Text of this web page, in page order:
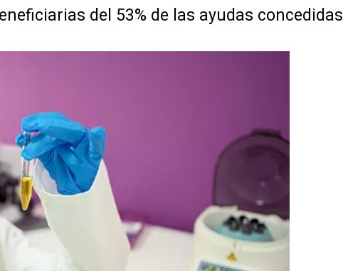
del 53% de las ayudas concedidas